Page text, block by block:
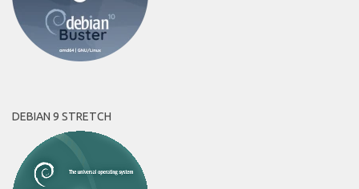
DEBIAN 9 STRETCH